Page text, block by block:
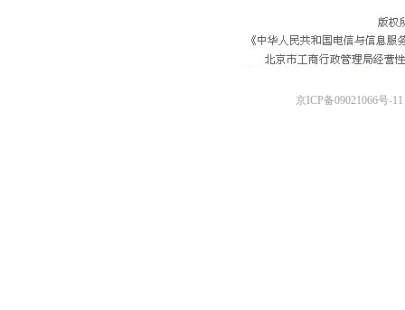
京ICP备09021066号-11